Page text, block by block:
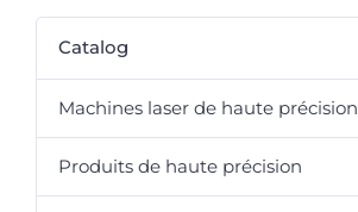
Catalog
Machines laser de haute précision
Produits de haute précision